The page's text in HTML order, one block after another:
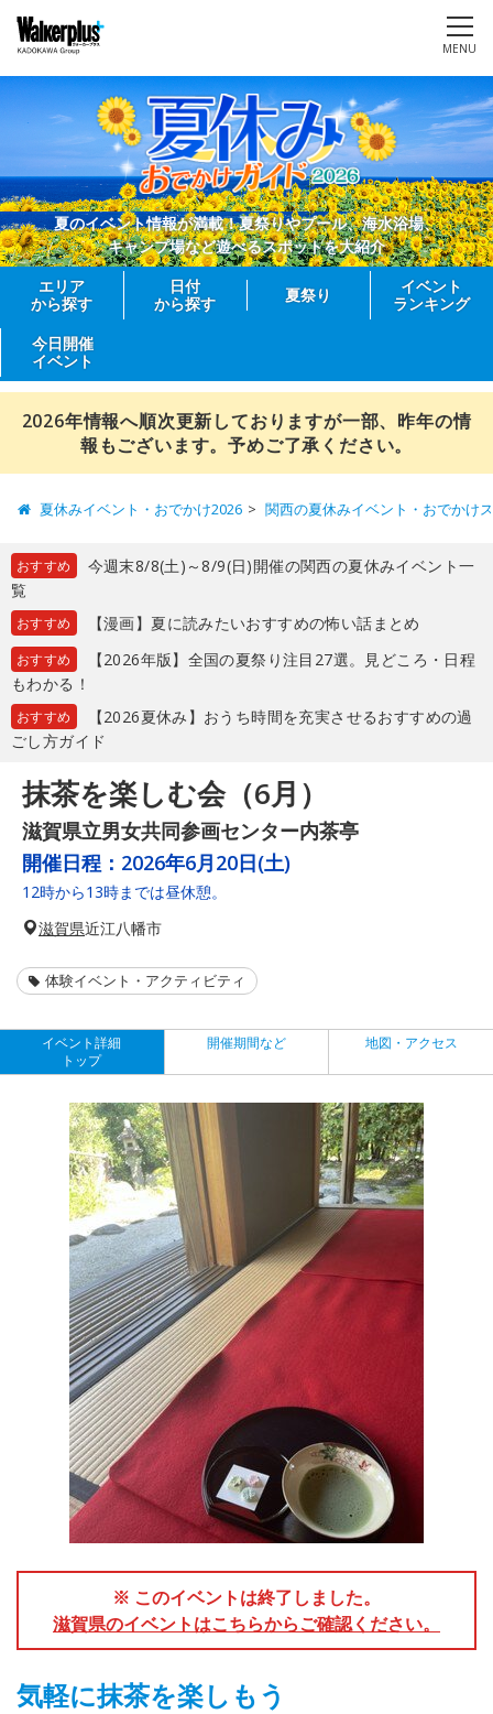
MENU
夏のイベント情報が満載！夏祭りやプール、海水浴場、
キャンプ場など遊べるスポットを大紹介
エリア
から探す
日付
から探す
夏祭り
イベント
ランキング
今日開催
イベント
2026年情報へ順次更新しておりますが一部、昨年の情
報もございます。予めご了承ください。
夏休みイベント・おでかけ2026 関西の夏休みイベント・おでかけ
おすすめ
今週末8/8(土)～8/9(日)開催の関西の夏休みイベント一
覧
おすすめ 【漫画】夏に読みたいおすすめの怖い話まとめ
おすすめ
【2026年版】全国の夏祭り注目27選。見どころ・日程
もわかる！
おすすめ
【2026夏休み】おうち時間を充実させるおすすめの過
ごし方ガイド
抹茶を楽しむ会（6月）
滋賀県立男女共同参画センター内茶亭
開催日程： 2026年6月20日(土)
12時から13時までは昼休憩。
滋賀県近江八幡市
体験イベント・アクティビティ
イベント詳細
トップ
開催期間など 地図・アクセス
※ このイベントは終了しました。
滋賀県のイベントはこちらからご確認ください。
気軽に抹茶を楽しもう